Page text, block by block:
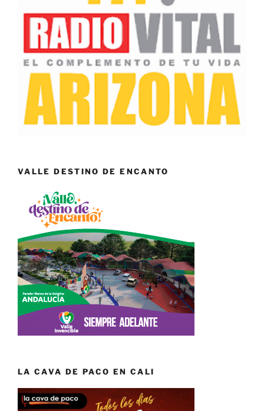
VALLE DESTINO DE ENCANTO
LA CAVA DE PACO EN CALI